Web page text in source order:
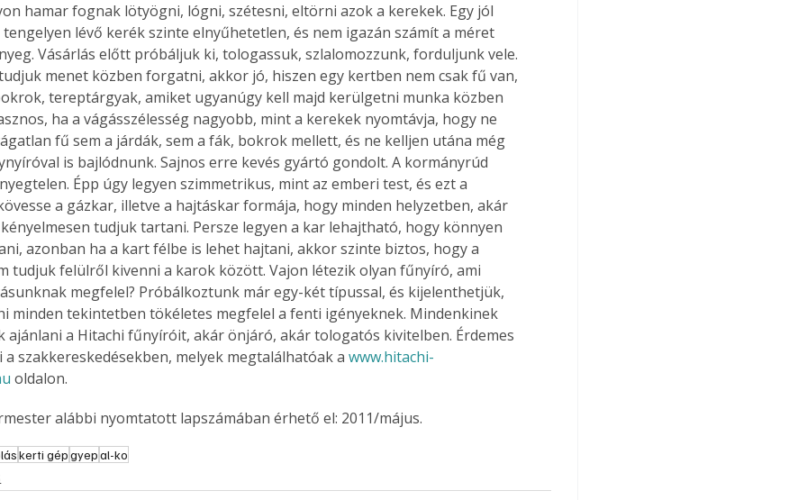
vagy
is
Bárhol,
élve
az
A
hamar fognak lötyögni, lógni, szétesni, eltörni azok a kerekek. Egy jól
lévő kerék szinte elnyűhetetlen, és nem igazán számít a méret
Vásárlás előtt próbáljuk ki, tologassuk, szlalomozzunk, forduljunk vele.
menet közben forgatni, akkor jó, hiszen egy kertben nem csak fű van,
tereptárgyak, amiket ugyanúgy kell majd kerülgetni munka közben
ha a vágásszélesség nagyobb, mint a kerekek nyomtávja, hogy ne
fű sem a járdák, sem a fák, bokrok mellett, és ne kelljen utána még
is bajlódnunk. Sajnos erre kevés gyártó gondolt. A kormányrúd
Épp úgy legyen szimmetrikus, mint az emberi test, és ezt a
a gázkar, illetve a hajtáskar formája, hogy minden helyzetben, akár
tudjuk tartani. Persze legyen a kar lehajtható, hogy könnyen
azonban ha a kart félbe is lehet hajtani, akkor szinte biztos, hogy a
tudjuk felülről kivenni a karok között. Vajon létezik olyan fűnyíró, ami
megfelel? Próbálkoztunk már egy-két típussal, és kijelenthetjük,
minden tekintetben tökéletes megfelel a fenti igényeknek. Mindenkinek
ajánlani a Hitachi fűnyíróit, akár önjáró, akár tologatós kivitelben. Érdemes
szakkereskedésekben, melyek megtalálhatóak a www.hitachi-
oldalon.
alábbi nyomtatott lapszámában érhető el: 2011/május.
kerti gépgyepal-ko